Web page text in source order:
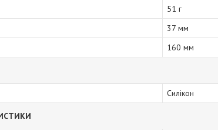
51 г
37 мм
160 мм
Силікон